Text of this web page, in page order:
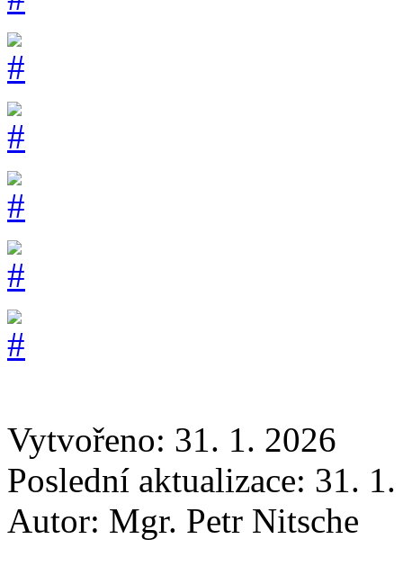
Vytvořeno: 31. 1. 2026
Poslední aktualizace: 31.
Autor: Mgr. Petr Nitsche